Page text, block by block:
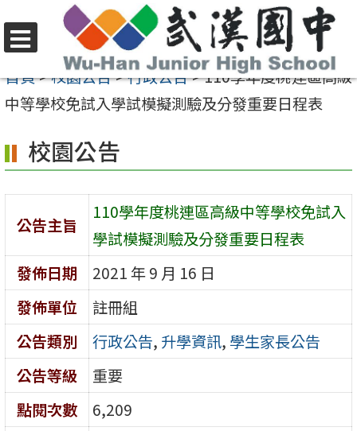
至
要
容
區
選
單
首頁>校園公告>行政公告>110學年度桃連區高級
中等學校免試入學試模擬測驗及分發重要日程表
校園公告
公告主旨
110學年度桃連區高級中等學校免試入
學試模擬測驗及分發重要日程表
發佈日期
2021 年 9 月 16 日
發佈單位
註冊組
公告類別
行政公告, 升學資訊, 學生家長公告
公告等級
重要
點閱次數
6,209